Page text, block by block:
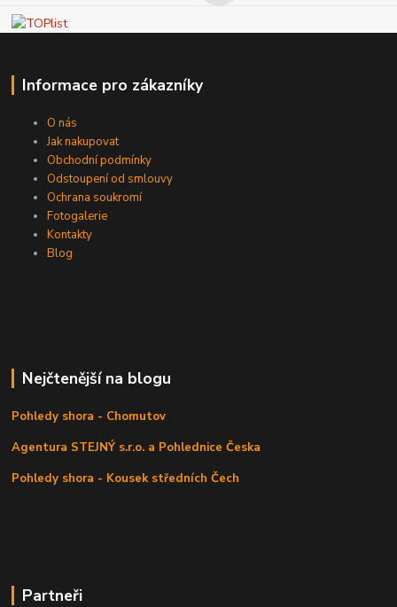
Informace pro zákazníky
O nás
Jak nakupovat
Obchodní podmínky
Odstoupení od smlouvy
Ochrana soukromí
Fotogalerie
Kontakty
Blog
Nejčtenější na blogu
Pohledy shora - Chomutov
Agentura STEJNÝ s.r.o. a Pohlednice Česka
Pohledy shora - Kousek středních Čech
Partneři